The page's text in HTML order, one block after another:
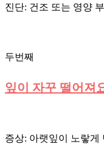
진단: 건조 또는 영양
두번째
잎이 자꾸 떨어져
증상: 아랫잎이 노랗게